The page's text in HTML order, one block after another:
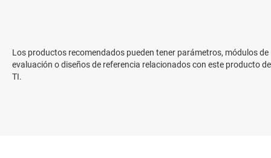
Los productos recomendados pueden tener parámetros, módulos de
evaluación o diseños de referencia relacionados con este producto de
TI.